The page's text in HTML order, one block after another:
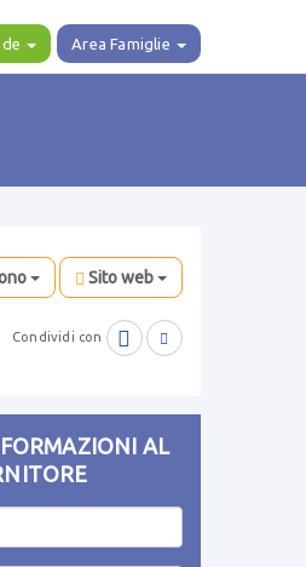
Area Famiglie
Sito web
Condividi con  
AL